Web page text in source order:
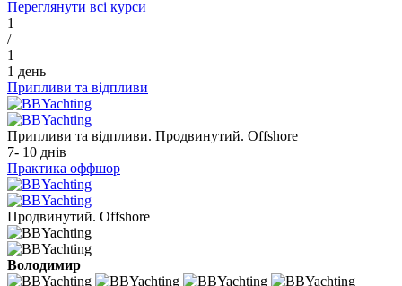
Переглянути всі курси
1
/
1
1 день
Припливи та відпливи
Припливи та відпливи. Продвинутий. Offshore
7- 10 днів
Практика оффшор
Продвинутий. Offshore
Володимир